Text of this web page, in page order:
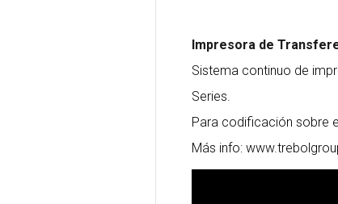
Impresora de
Sistema continuo de
Series.
Para codificación sobre
Más info: